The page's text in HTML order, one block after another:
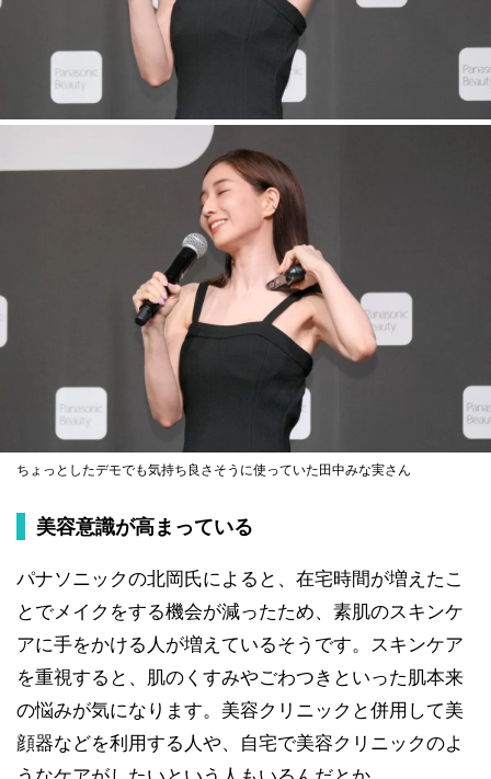
ちょっとしたデモでも気持ち良さそうに使っていた田中みな実さん
美容意識が高まっている
パナソニックの北岡氏によると、在宅時間が増えたこ
とでメイクをする機会が減ったため、素肌のスキンケ
アに手をかける人が増えているそうです。スキンケア
を重視すると、肌のくすみやごわつきといった肌本来
の悩みが気になります。美容クリニックと併用して美
顔器などを利用する人や、自宅で美容クリニックのよ